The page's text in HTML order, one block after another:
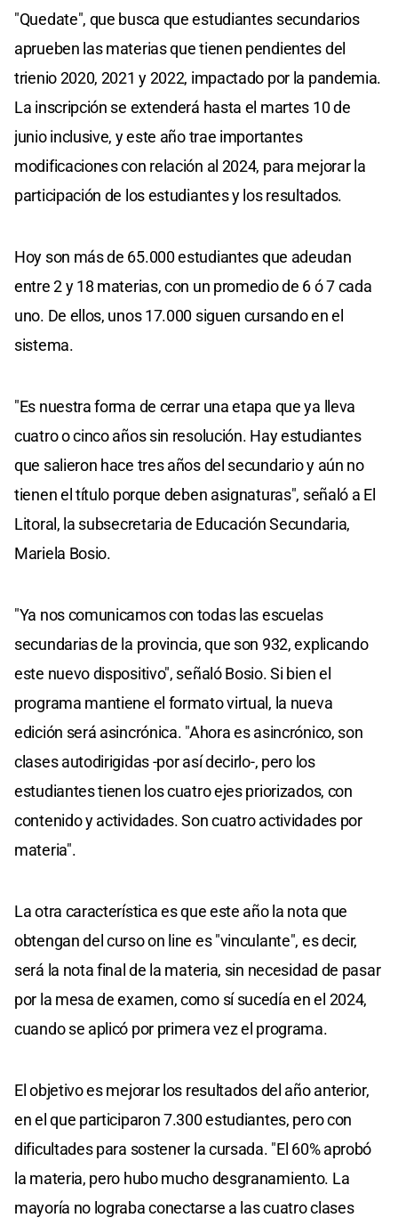
"Quedate", que busca que estudiantes secundarios
aprueben las materias que tienen pendientes del
trienio 2020, 2021 y 2022, impactado por la pandemia.
La inscripción se extenderá hasta el martes 10 de
junio inclusive, y este año trae importantes
modificaciones con relación al 2024, para mejorar la
participación de los estudiantes y los resultados.
Hoy son más de 65.000 estudiantes que adeudan
entre 2 y 18 materias, con un promedio de 6 ó 7 cada
uno. De ellos, unos 17.000 siguen cursando en el
sistema.
"Es nuestra forma de cerrar una etapa que ya lleva
cuatro o cinco años sin resolución. Hay estudiantes
que salieron hace tres años del secundario y aún no
tienen el título porque deben asignaturas", señaló a El
Litoral, la subsecretaria de Educación Secundaria,
Mariela Bosio.
"Ya nos comunicamos con todas las escuelas
secundarias de la provincia, que son 932, explicando
este nuevo dispositivo", señaló Bosio. Si bien el
programa mantiene el formato virtual, la nueva
edición será asincrónica. "Ahora es asincrónico, son
clases autodirigidas -por así decirlo-, pero los
estudiantes tienen los cuatro ejes priorizados, con
contenido y actividades. Son cuatro actividades por
materia".
La otra característica es que este año la nota que
obtengan del curso on line es "vinculante", es decir,
será la nota final de la materia, sin necesidad de pasar
por la mesa de examen, como sí sucedía en el 2024,
cuando se aplicó por primera vez el programa.
El objetivo es mejorar los resultados del año anterior,
en el que participaron 7.300 estudiantes, pero con
dificultades para sostener la cursada. "El 60% aprobó
la materia, pero hubo mucho desgranamiento. La
mayoría no lograba conectarse a las cuatro clases